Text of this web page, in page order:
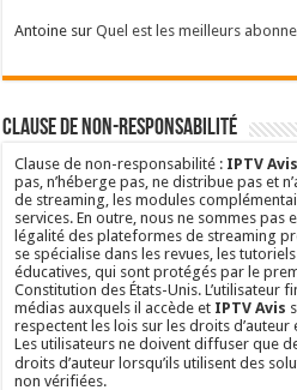
Antoine surQuel est les meilleurs
Clause de non-responsabilité
Clause de non-responsabilité : IPTV Avis
pas, n’héberge pas, ne distribue pas et
de streaming, les modules
services. En outre, nous ne sommes pas
légalité des plateformes de streaming
se spécialise dans les revues, les
éducatives, qui sont protégés par le
Constitution des États-Unis. L’utilisateur
médias auxquels il accède et IPTV Avis
respectent les lois sur les droits
Les utilisateurs ne doivent diffuser que
droits d’auteur lorsqu’ils utilisent des
non vérifiées.